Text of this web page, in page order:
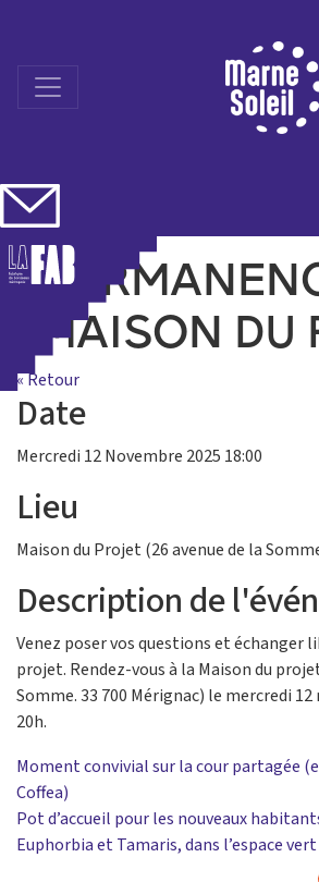
MAISON DU
« Retour
Date
Mercredi 12 Novembre 2025 18:00
Lieu
Maison du Projet (26 avenue de la
Description de
Venez poser vos questions et échanger
projet. Rendez-vous à la Maison du
Somme. 33 700 Mérignac) le mercredi 12
20h.
Navigation
de
l’article
Moment convivial sur la cour partagée
Coffea)
Pot d’accueil pour les nouveaux
Euphorbia et Tamaris, dans l’espace